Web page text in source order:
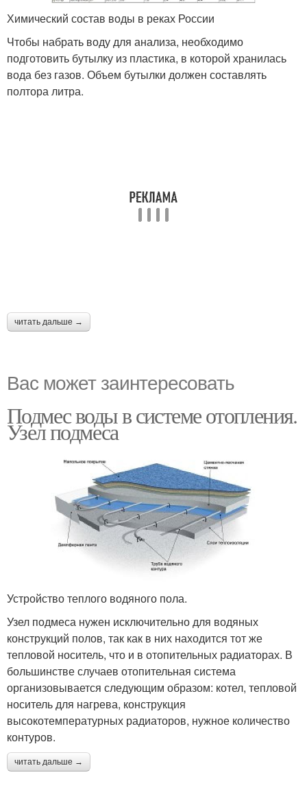
Химический состав воды в реках России
Чтобы набрать воду для анализа, необходимо
подготовить бутылку из пластика, в которой хранилась
вода без газов. Объем бутылки должен составлять
полтора литра.
читать дальше →
Вас может заинтересовать
Подмес воды в системе отопления.
Узел подмеса
Устройство теплого водяного пола.
Узел подмеса нужен исключительно для водяных
конструкций полов, так как в них находится тот же
тепловой носитель, что и в отопительных радиаторах. В
большинстве случаев отопительная система
организовывается следующим образом: котел, тепловой
носитель для нагрева, конструкция
высокотемпературных радиаторов, нужное количество
контуров.
читать дальше →